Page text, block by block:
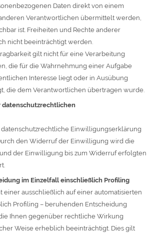
Daten direkt von einem
Verantwortlichen übermittelt werden,
ist. Freiheiten und Rechte anderer
nicht beeinträchtigt werden.
gilt nicht für eine Verarbeitung
die für die Wahrnehmung einer Aufgabe
Interesse liegt oder in Ausübung
die dem Verantwortlichen übertragen wurde.
datenschutzrechtlichen
datenschutzrechtliche Einwilligungserklärung
den Widerruf der Einwilligung wird die
der Einwilligung bis zum Widerruf erfolgten
im Einzelfall einschließlich Profiling
einer ausschließlich auf einer automatisierten
Profiling – beruhenden Entscheidung
Ihnen gegenüber rechtliche Wirkung
Weise erheblich beeinträchtigt. Dies gilt